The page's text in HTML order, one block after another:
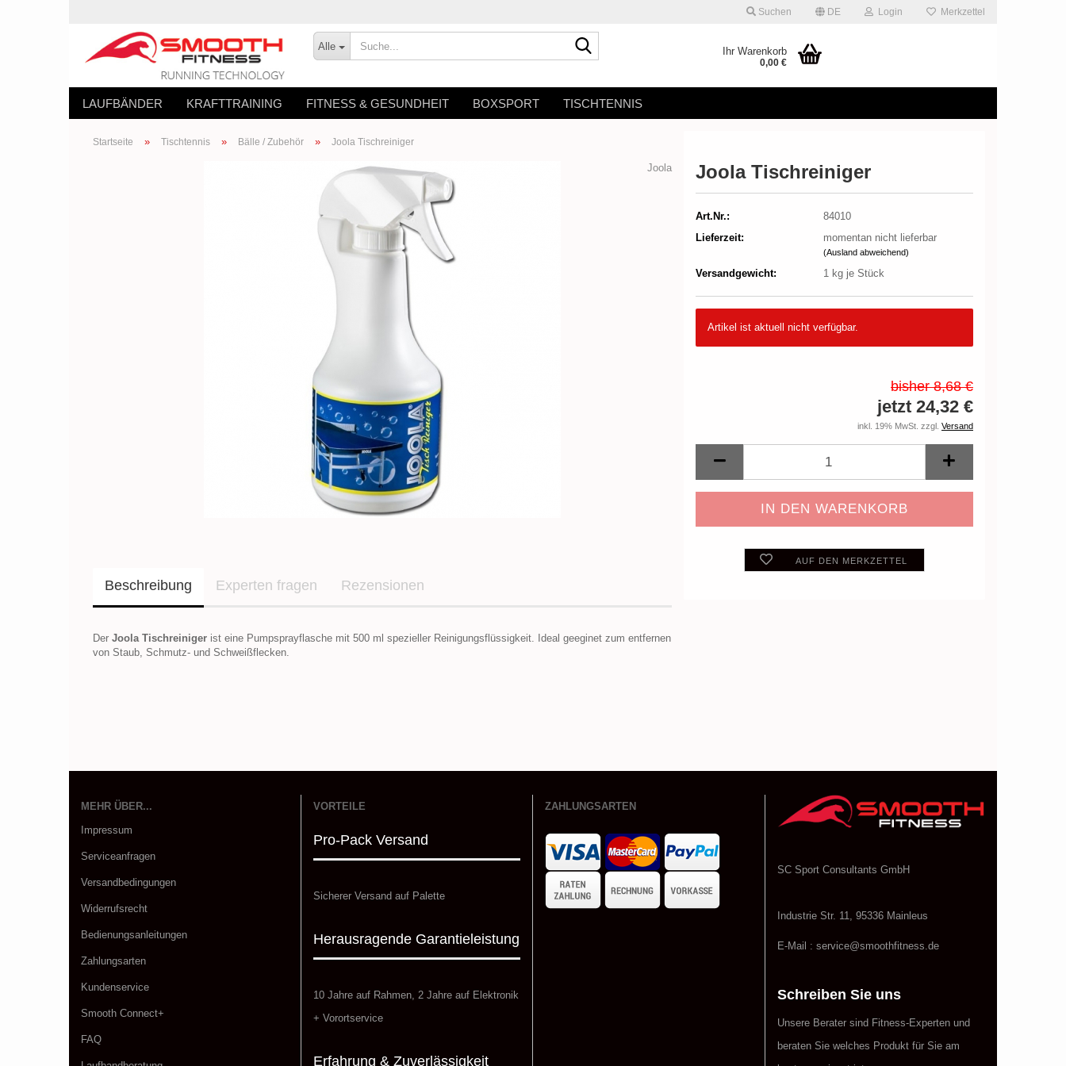
Suchen DE Login Merkzettel
Alle
Ihr Warenkorb
0,00 €
LAUFBÄNDER KRAFTTRAINING FITNESS & GESUNDHEIT BOXSPORT TISCHTENNIS
Startseite » Tischtennis » Bälle / Zubehör » Joola Tischreiniger
Joola Joola Tischreiniger
Art.Nr.:
84010
Lieferzeit:
momentan nicht lieferbar
(Ausland abweichend)
Versandgewicht: 1 kg je Stück
Artikel ist aktuell nicht verfügbar.
bisher 8,68 €
jetzt 24,32 €
inkl. 19% MwSt. zzgl. Versand
AUF DEN MERKZETTEL
Beschreibung Experten fragen Rezensionen
Der Joola Tischreiniger ist eine Pumpsprayflasche mit 500 ml spezieller Reinigungsflüssigkeit. Ideal geeginet zum entfernen
von Staub, Schmutz- und Schweißflecken.
MEHR ÜBER...
Impressum
Serviceanfragen
Versandbedingungen
Widerrufsrecht
Bedienungsanleitungen
Zahlungsarten
Kundenservice
Smooth Connect+
FAQ
VORTEILE
Pro-Pack Versand
Sicherer Versand auf Palette
Herausragende Garantieleistung
10 Jahre auf Rahmen, 2 Jahre auf Elektronik
+ Vorortservice
Erfahrung & Zuverlässigkeit
ZAHLUNGSARTEN
SC Sport Consultants GmbH
Industrie Str. 11, 95336 Mainleus
E-Mail : service@smoothfitness.de
Schreiben Sie uns
Unsere Berater sind Fitness-Experten und
beraten Sie welches Produkt für Sie am